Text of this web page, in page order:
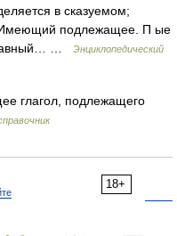
в сказуемом;
подлежащее. П ые
…
Энциклопедический
глагол, подлежащего
18+